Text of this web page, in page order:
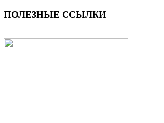
ПОЛЕЗНЫЕ ССЫЛКИ